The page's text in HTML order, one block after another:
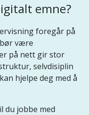
emne?
foregår på
være
på nett gir stor
selvdisiplin
kan hjelpe deg med å
du jobbe med